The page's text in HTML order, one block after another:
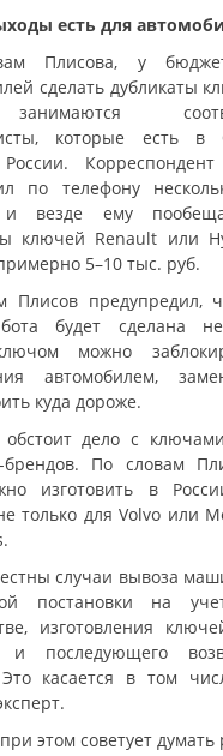
есть для
Плисова, у
сделать дубликаты
которые есть в
России.
по телефону
и везде ему
ключей Renault или
5–10 тыс. руб.
Плисов предупредил,
будет сделана
можно
автомобилем,
куда дороже.
обстоит дело с
брендов. По словам
изготовить в
только для Volvo или
случаи вывоза
постановки на
изготовления
и последующего
касается в том
этом советует думать